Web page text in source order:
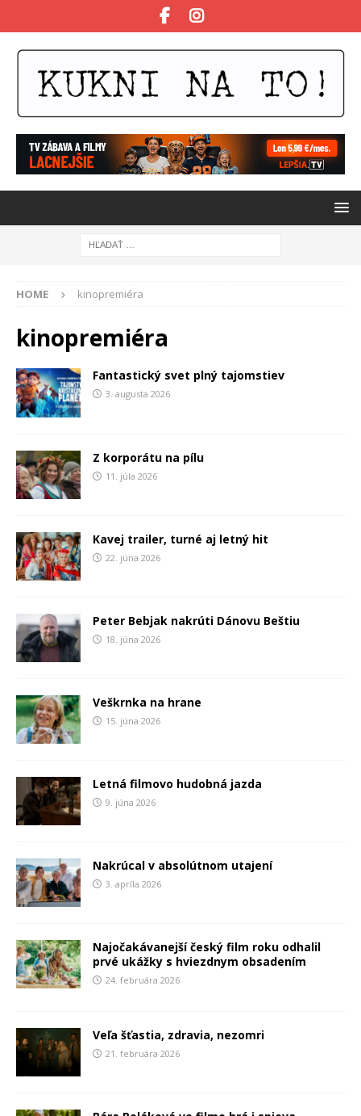
HOME kinopremiéra
kinopremiéra
Fantastický svet plný tajomstiev
3. augusta 2026
Z korporátu na pílu
11. júla 2026
Kavej trailer, turné aj letný hit
22. júna 2026
Peter Bebjak nakrúti Dánovu Beštiu
18. júna 2026
Veškrnka na hrane
15. júna 2026
Letná filmovo hudobná jazda
9. júna 2026
Nakrúcal v absolútnom utajení
3. apríla 2026
Najočakávanejší český film roku odhalil
prvé ukážky s hviezdnym obsadením
24. februára 2026
Veľa šťastia, zdravia, nezomri
21. februára 2026